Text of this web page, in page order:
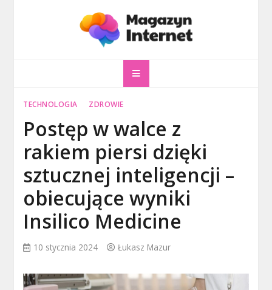
TECHNOLOGIA ZDROWIE
Postęp w walce z
rakiem piersi dzięki
sztucznej inteligencji –
obiecujące wyniki
Insilico Medicine
10 stycznia 2024 Łukasz Mazur